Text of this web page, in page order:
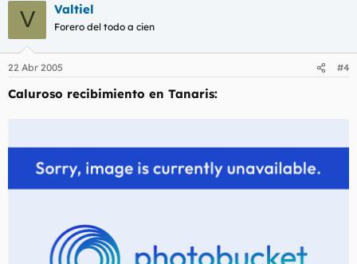
V Valtiel
Forero del todo a cien
22 Abr 2005 #4
Caluroso recibimiento en Tanaris: